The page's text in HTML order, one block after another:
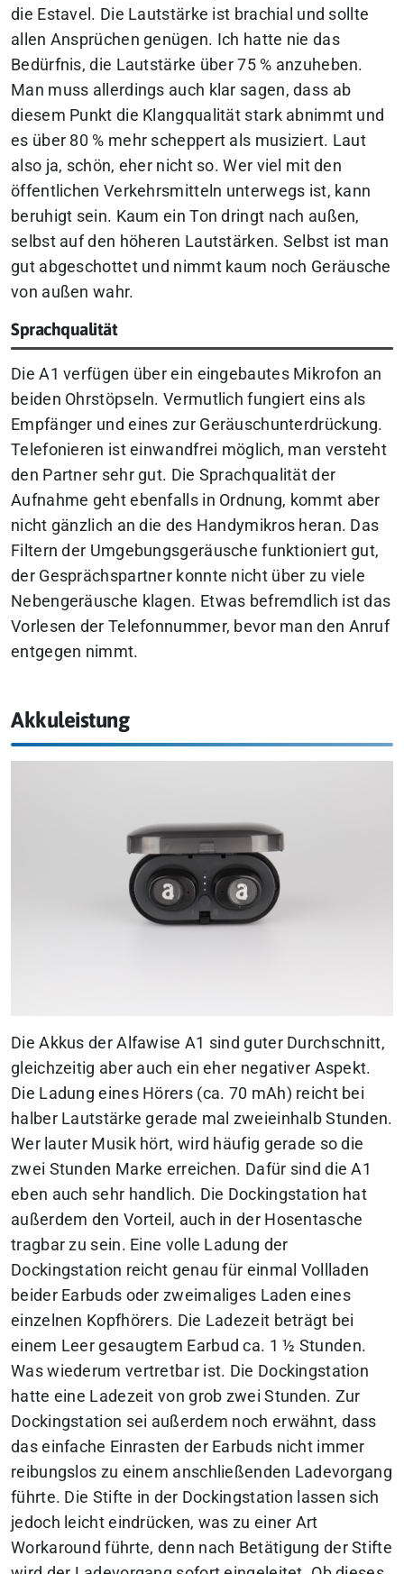
die Estavel. Die Lautstärke ist brachial und sollte
allen Ansprüchen genügen. Ich hatte nie das
Bedürfnis, die Lautstärke über 75 % anzuheben.
Man muss allerdings auch klar sagen, dass ab
diesem Punkt die Klangqualität stark abnimmt und
es über 80 % mehr scheppert als musiziert. Laut
also ja, schön, eher nicht so. Wer viel mit den
öffentlichen Verkehrsmitteln unterwegs ist, kann
beruhigt sein. Kaum ein Ton dringt nach außen,
selbst auf den höheren Lautstärken. Selbst ist man
gut abgeschottet und nimmt kaum noch Geräusche
von außen wahr.
Sprachqualität
Die A1 verfügen über ein eingebautes Mikrofon an
beiden Ohrstöpseln. Vermutlich fungiert eins als
Empfänger und eines zur Geräuschunterdrückung.
Telefonieren ist einwandfrei möglich, man versteht
den Partner sehr gut. Die Sprachqualität der
Aufnahme geht ebenfalls in Ordnung, kommt aber
nicht gänzlich an die des Handymikros heran. Das
Filtern der Umgebungsgeräusche funktioniert gut,
der Gesprächspartner konnte nicht über zu viele
Nebengeräusche klagen. Etwas befremdlich ist das
Vorlesen der Telefonnummer, bevor man den Anruf
entgegen nimmt.
Akkuleistung
Die Akkus der Alfawise A1 sind guter Durchschnitt,
gleichzeitig aber auch ein eher negativer Aspekt.
Die Ladung eines Hörers (ca. 70 mAh) reicht bei
halber Lautstärke gerade mal zweieinhalb Stunden.
Wer lauter Musik hört, wird häufig gerade so die
zwei Stunden Marke erreichen. Dafür sind die A1
eben auch sehr handlich. Die Dockingstation hat
außerdem den Vorteil, auch in der Hosentasche
tragbar zu sein. Eine volle Ladung der
Dockingstation reicht genau für einmal Vollladen
beider Earbuds oder zweimaliges Laden eines
einzelnen Kopfhörers. Die Ladezeit beträgt bei
einem Leer gesaugtem Earbud ca. 1 ½ Stunden.
Was wiederum vertretbar ist. Die Dockingstation
hatte eine Ladezeit von grob zwei Stunden. Zur
Dockingstation sei außerdem noch erwähnt, dass
das einfache Einrasten der Earbuds nicht immer
reibungslos zu einem anschließenden Ladevorgang
führte. Die Stifte in der Dockingstation lassen sich
jedoch leicht eindrücken, was zu einer Art
Workaround führte, denn nach Betätigung der Stifte